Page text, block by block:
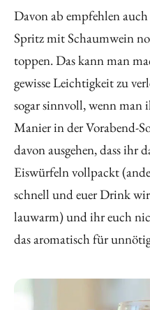
Davon ab empfehlen
Spritz mit Schaumwein
toppen. Das kann man
gewisse Leichtigkeit zu
sogar sinnvoll, wenn
Manier in der Vorabend-
davon ausgehen, dass ihr
Eiswürfeln vollpackt
schnell und euer Drink
lauwarm) und ihr euch
das aromatisch für